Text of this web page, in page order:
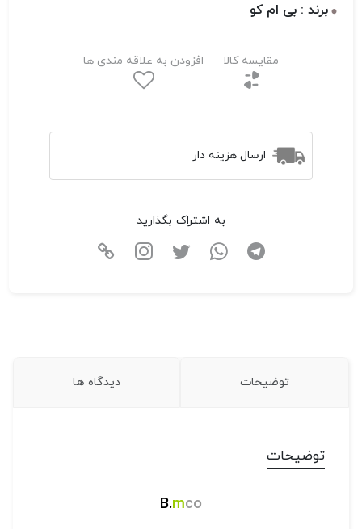
برند : بی ام کو
مقایسه کالا افزودن به علاقه مندی ها
ارسال هزینه دار
به اشتراک بگذارید
توضیحات دیدگاه ها
توضیحات
B.mco